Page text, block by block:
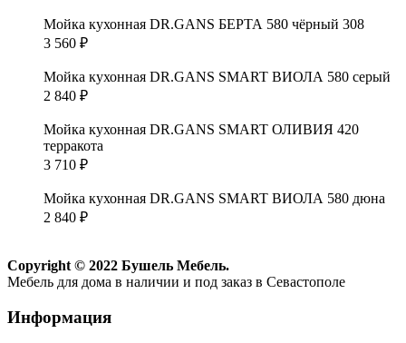
Мойка кухонная DR.GANS БЕРТА 580 чёрный 308
3 560 ₽
Мойка кухонная DR.GANS SMART ВИОЛА 580 серый
2 840 ₽
Мойка кухонная DR.GANS SMART ОЛИВИЯ 420
терракота
3 710 ₽
Мойка кухонная DR.GANS SMART ВИОЛА 580 дюна
2 840 ₽
Copyright © 2022 Бушель Мебель.
Мебель для дома в наличии и под заказ в Севастополе
Информация